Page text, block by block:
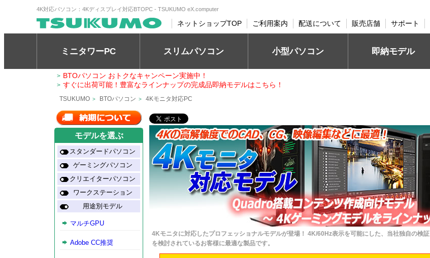
4K対応パソコン：4Kディスプレイ対応BTOPC - TSUKUMO eX.computer
ネットショップTOP ご利用案内 配送について 販売店舗 サポート
ミニタワーPC スリムパソコン 小型パソコン 即納モデル
> BTOパソコン おトクなキャンペーン実施中！
> すぐに出荷可能！豊富なラインナップの完成品即納モデルはこちら！
TSUKUMO > BTOパソコン > 4Kモニタ対応PC
4Kモニタに対応したプロフェッショナルモデルが登場！ 4K/60Hz表示を可能にした、当社独自の検
を検討されているお客様に最適な製品です。
モデルを選ぶ
スタンダードパソコン
ゲーミングパソコン
クリエイターパソコン
ワークステーション
用途別モデル
マルチGPU
Adobe CC推奨